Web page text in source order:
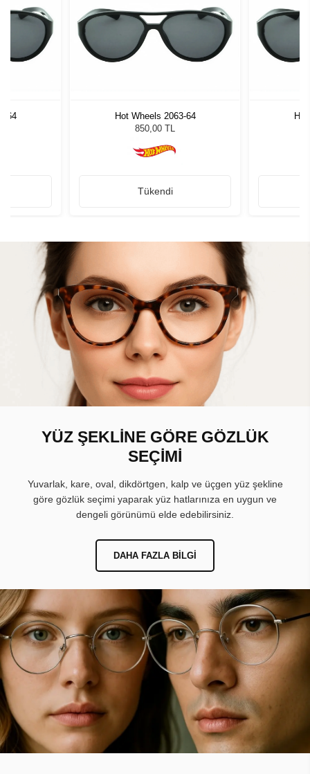
64
Hot Wheels 2063-64
850,00 TL
Tükendi
YÜZ ŞEKLİNE GÖRE GÖZLÜK
SEÇİMİ
Yuvarlak, kare, oval, dikdörtgen, kalp ve üçgen yüz şekline
göre gözlük seçimi yaparak yüz hatlarınıza en uygun ve
dengeli görünümü elde edebilirsiniz.
DAHA FAZLA BILGI